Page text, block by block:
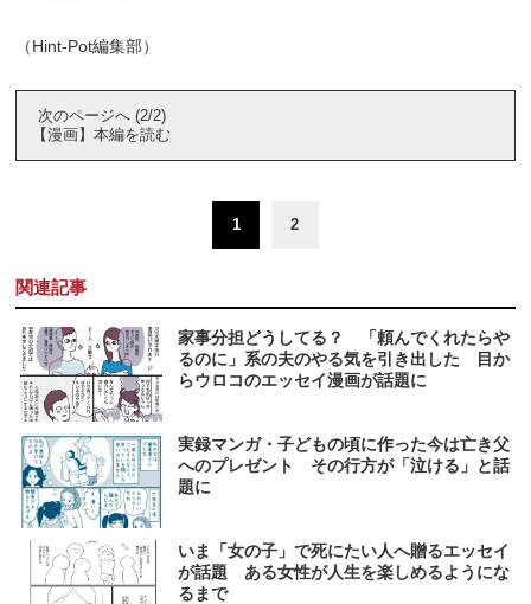
（Hint-Pot編集部）
次のページへ (2/2)
【漫画】本編を読む
1 2
関連記事
家事分担どうしてる？ 「頼んでくれたらや
るのに」系の夫のやる気を引き出した 目か
らウロコのエッセイ漫画が話題に
実録マンガ・子どもの頃に作った今は亡き父
へのプレゼント その行方が「泣ける」と話
題に
いま「女の子」で死にたい人へ贈るエッセイ
が話題 ある女性が人生を楽しめるようにな
るまで